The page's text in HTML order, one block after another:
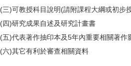
(三)可教授科目說明(請附課程大綱或初步
(四)研究成果自述及研究計畫書
(五)代表著作抽印本及5年內重要相關著作
(六)其它有利於審查相關資料